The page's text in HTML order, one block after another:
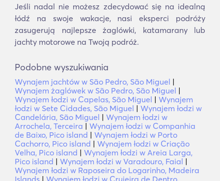
Jeśli nadal nie możesz zdecydować się na idealną
łódź na swoje wakacje, nasi eksperci podróży
zasugerują najlepsze żaglówki, katamarany lub
jachty motorowe na Twoją podróż.
Podobne wyszukiwania
Wynajem jachtów w São Pedro, São Miguel |
Wynajem żaglówek w São Pedro, São Miguel |
Wynajem łodzi w Capelas, São Miguel | Wynajem
łodzi w Sete Cidades, São Miguel | Wynajem łodzi w
Candelária, São Miguel | Wynajem łodzi w
Arrochela, Terceira | Wynajem łodzi w Companhia
de Baixo, Pico island | Wynajem łodzi w Porto
Cachorro, Pico island | Wynajem łodzi w Criação
Velha, Pico island | Wynajem łodzi w Areia Larga,
Pico island | Wynajem łodzi w Varadouro, Faial |
Wynajem łodzi w Raposeira do Logarinho, Madeira
Islands | Wynajem łodzi w Crujeira de Dentro,